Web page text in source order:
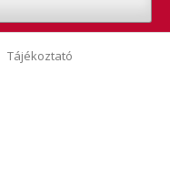
Tájékoztató